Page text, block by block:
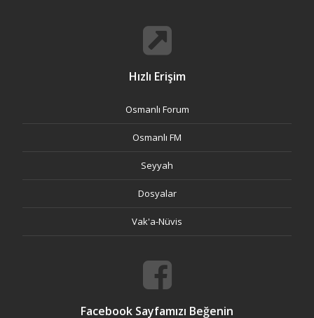
Hızlı Erişim
Osmanlı Forum
Osmanlı FM
Seyyah
Dosyalar
Vak'a-Nüvis
Facebook Sayfamızı Beğenin